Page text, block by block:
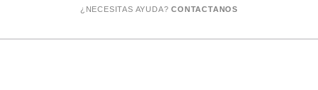
¿NECESITAS AYUDA?CONTACTANOS